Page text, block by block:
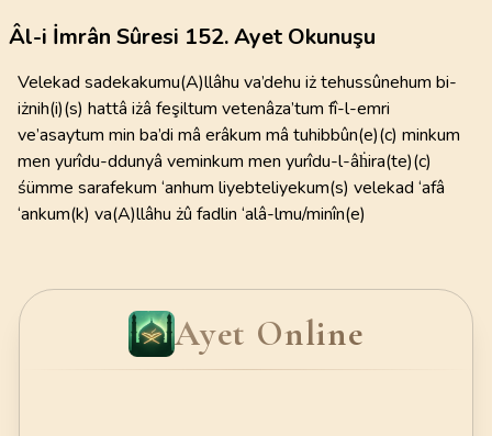
Âl-i İmrân Sûresi 152. Ayet Okunuşu
Velekad sadekakumu(A)llâhu va’dehu iż tehussûnehum bi-
iżnih(i)(s) hattâ iżâ feşiltum vetenâza’tum fî-l-emri
ve’asaytum min ba’di mâ erâkum mâ tuhibbûn(e)(c) minkum
men yurîdu-ddunyâ veminkum men yurîdu-l-âḣira(te)(c)
śümme sarafekum ‘anhum liyebteliyekum(s) velekad ‘afâ
‘ankum(k) va(A)llâhu żû fadlin ‘alâ-lmu/minîn(e)
Ayet Online